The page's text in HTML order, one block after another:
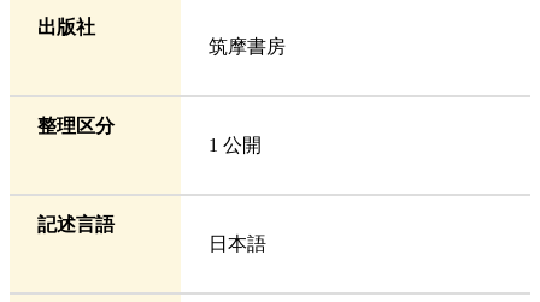
出版社
筑摩書房
整理区分
1 公開
記述言語
日本語